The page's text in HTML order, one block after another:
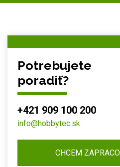
Potrebujete
poradiť?
+421 909 100 200
info@hobbytec.sk
CHCEM